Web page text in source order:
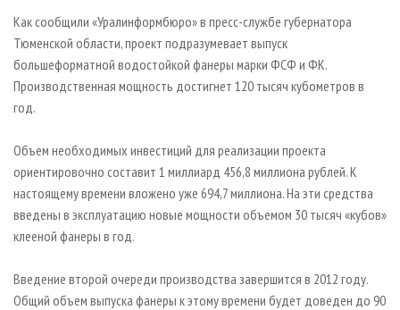
ЦБП
ИНСТРУМЕНТ И МАТЕРИАЛЫ
ГАЗЕТА ЛЕСПРОМФОРУМ
БИБЛИОТЕКА СПЕЦИАЛИСТА
Как сообщили «Уралинформбюро» в пресс-службе губернатора
Тюменской области, проект подразумевает выпуск
большеформатной водостойкой фанеры марки ФСФ и ФК.
Производственная мощность достигнет 120 тысяч кубометров в
год.
Объем необходимых инвестиций для реализации проекта
ориентировочно составит 1 миллиард 456,8 миллиона рублей. К
настоящему времени вложено уже 694,7 миллиона. На эти средства
введены в эксплуатацию новые мощности объемом 30 тысяч «кубов»
клееной фанеры в год.
Введение второй очереди производства завершится в 2012 году.
Общий объем выпуска фанеры к этому времени будет доведен до 90